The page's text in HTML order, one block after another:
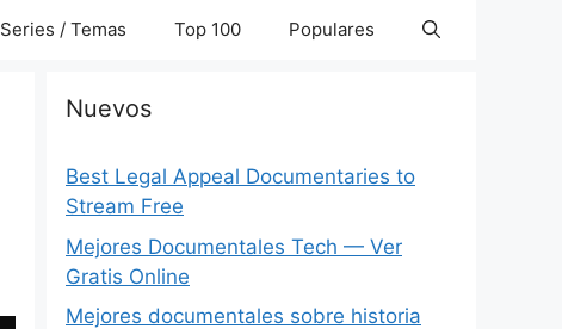
Series / Temas Top 100 Populares
Nuevos
Best Legal Appeal Documentaries to
Stream Free
Mejores Documentales Tech — Ver
Gratis Online
Mejores documentales sobre historia